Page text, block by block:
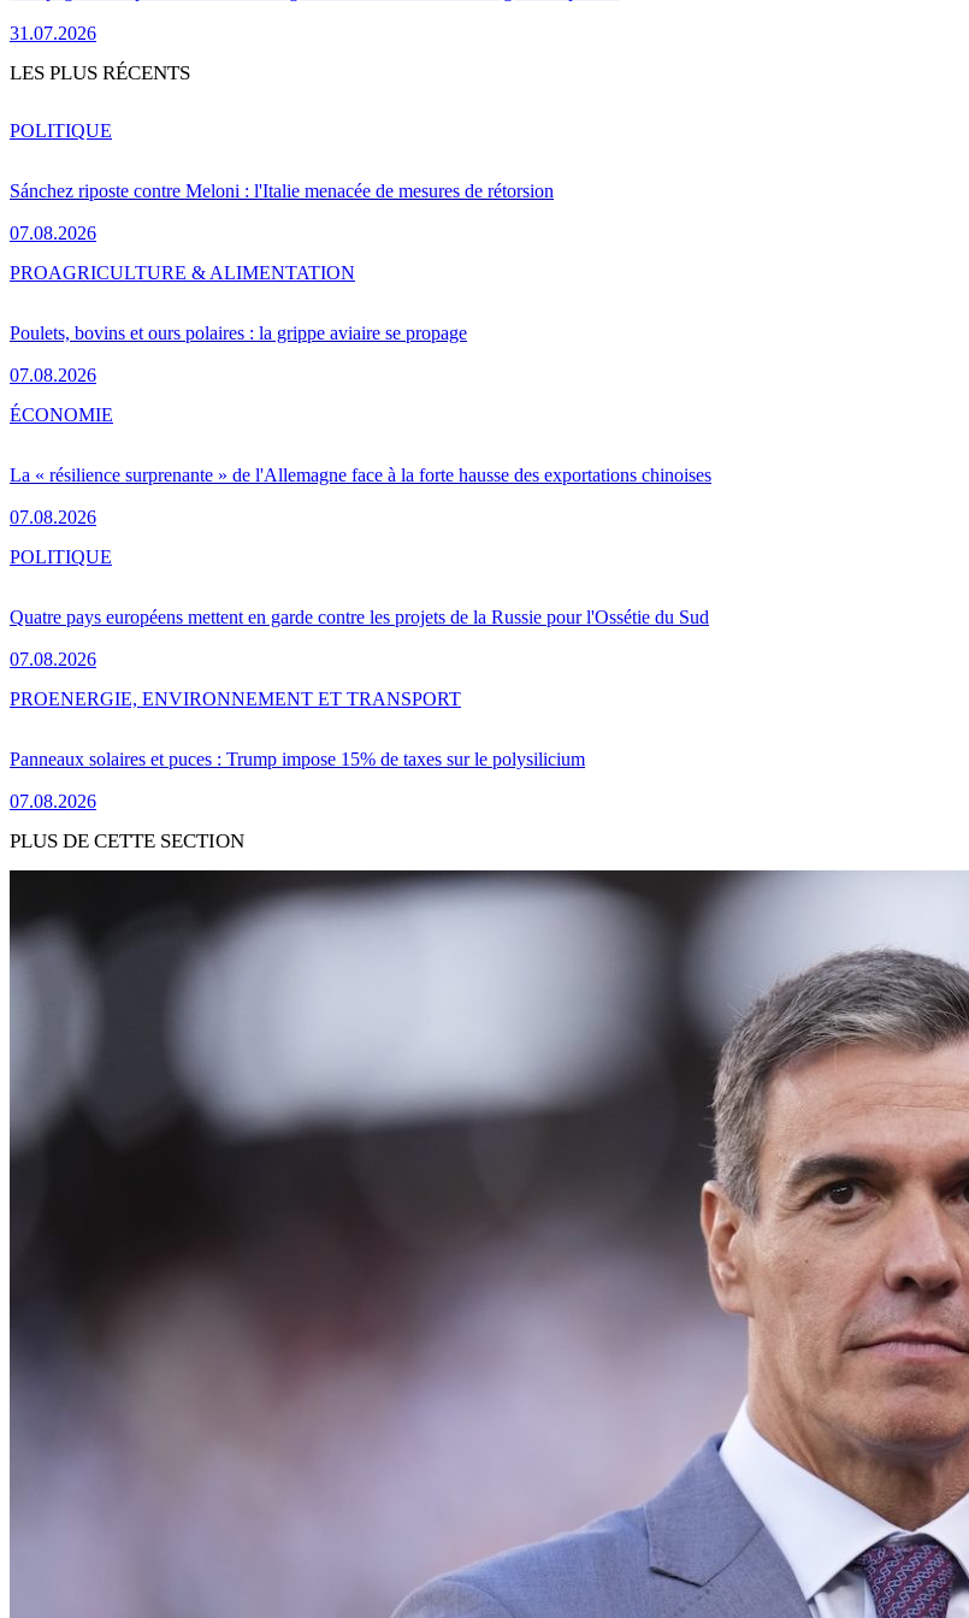
31.07.2026
LES PLUS RÉCENTS
Sánchez riposte contre Meloni : l'Italie menacée de mesures de rétorsion
07.08.2026
POLITIQUE
Poulets, bovins et ours polaires : la grippe aviaire se propage
07.08.2026
PROAGRICULTURE & ALIMENTATION
La « résilience surprenante » de l'Allemagne face à la forte hausse des exportations chinoises
07.08.2026
ÉCONOMIE
Quatre pays européens mettent en garde contre les projets de la Russie pour l'Ossétie du Sud
07.08.2026
POLITIQUE
Panneaux solaires et puces : Trump impose 15% de taxes sur le polysilicium
07.08.2026
PROENERGIE, ENVIRONNEMENT ET TRANSPORT
PLUS DE CETTE SECTION